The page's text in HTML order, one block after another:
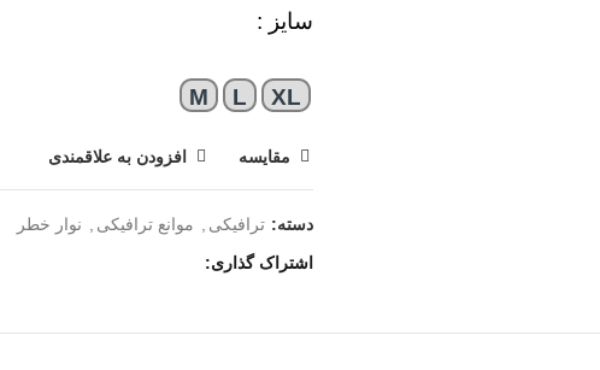
سایز :
M L XL
مقایسه افزودن به علاقمندی
دسته: ترافیکی موانع ترافیکی نوار خطر
اشتراک گذاری